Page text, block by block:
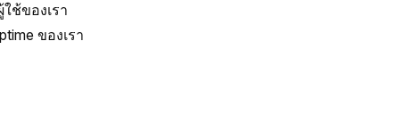
ช้ของเรา
ของเรา